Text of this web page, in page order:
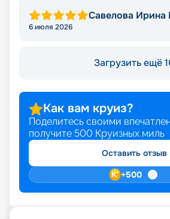
Савелова Ирина
6 июля 2026
Загрузить ещё
Как вам круиз?
Поделитесь своими
получите 500 Круизных миль
Оставить отзыв
+500